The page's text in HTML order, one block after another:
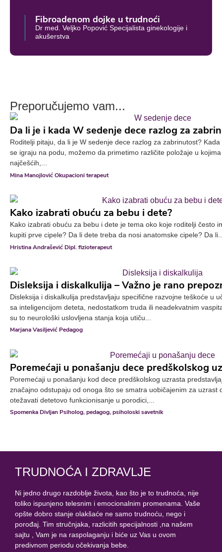
Fibroadenom dojke u trudnoći
Dr med. Veljko Popović Specijalista ginekologije i
akušerstva
Preporučujemo vam...
Da li je i kada W sedenje dece razlog za
Roditelji pitaju, da li je W sedenje dece razlog za zabrinutost?
se igraju na podu, možemo da primetimo različite položaje u
najčešćih,...
Mina Manojlović Okupacioni terapeut
Kako izabrati obuću za bebu i dete?
Kako izabrati obuću za bebu i dete je tema oko koje roditelji često
kupiti prve cipele? Da li dete treba da nosi anatomske cipele? Da
Hristina Andrašević Dipl. fizioterapeut
Disleksija i diskalkulija – Važno je rano
Disleksija i diskalkulija predstavljaju specifične razvojne teškoće u
sa inteligencijom deteta, nedostatkom truda ili neadekvatnim
su to neurološki uslovljena stanja koja utiču...
Marjana Vasiljević Pedagog
Poremećaji u ponašanju dece predškolskog
Poremećaji u ponašanju kod dece predškolskog uzrasta
značajno odstupaju od onoga što se smatra uobičajenim za uzrast
otežavati detetovo funkcionisanje u porodici,...
Spomenka Divljan Psiholog, pedagog, psiholoski savetnik
TRUDNOĆA I ZDRAVLJE
Ni jedno drugo razdoblje života, kao što je to trudnoća, nije
toliko ispunjeno telesnim i emocionalnim promenama. Vaše
opšte dobro stanje olakšaće ne samo trudnoću, nego i
porođaj. Tim stručnjaka, razlicitih specijalnosti ,na našem
sajtu , Vam je na raspolaganju i biće uz Vas u ovom
predivnom periodu očekivanja bebe.